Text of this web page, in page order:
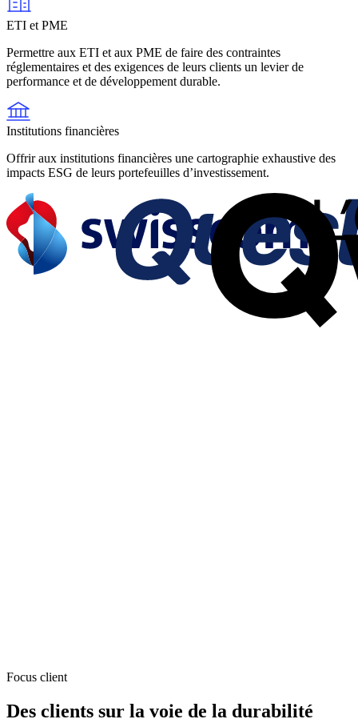
ETI et PME
Permettre aux ETI et aux PME de faire des contraintes
réglementaires et des exigences de leurs clients un levier de
performance et de développement durable.
Institutions financières
Offrir aux institutions financières une cartographie exhaustive des
impacts ESG de leurs portefeuilles d’investissement.
Focus client
Des clients sur la voie de la durabilité